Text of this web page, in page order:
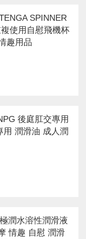
SPINNER
使用自慰飛機杯
趣用品
後庭肛交專用
用 潤滑油 成人潤
潤水溶性潤滑液
情趣 自慰 潤滑